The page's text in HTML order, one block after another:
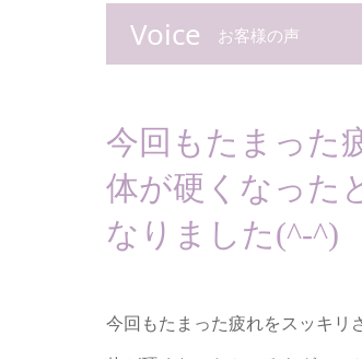
Voice お客様の声
今回もたまった
体が硬くなった
なりました(^-^)
今回もたまった疲れをスッキ